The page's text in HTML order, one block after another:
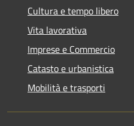
Cultura e tempo libero
Vita lavorativa
Imprese e Commercio
Catasto e urbanistica
Mobilità e trasporti